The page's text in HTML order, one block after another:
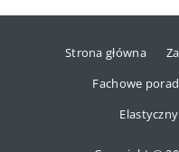
Strona główna
Fachowe